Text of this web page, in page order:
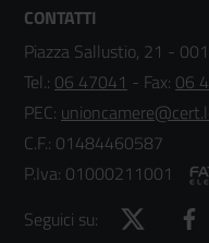
CONTATTI
Piazza Sallustio, 21 -
Tel.: 06 47041 - Fax: 06
PEC:
C.F.: 01484460587
P.Iva: 01000211001
Seguici su:
Twitter